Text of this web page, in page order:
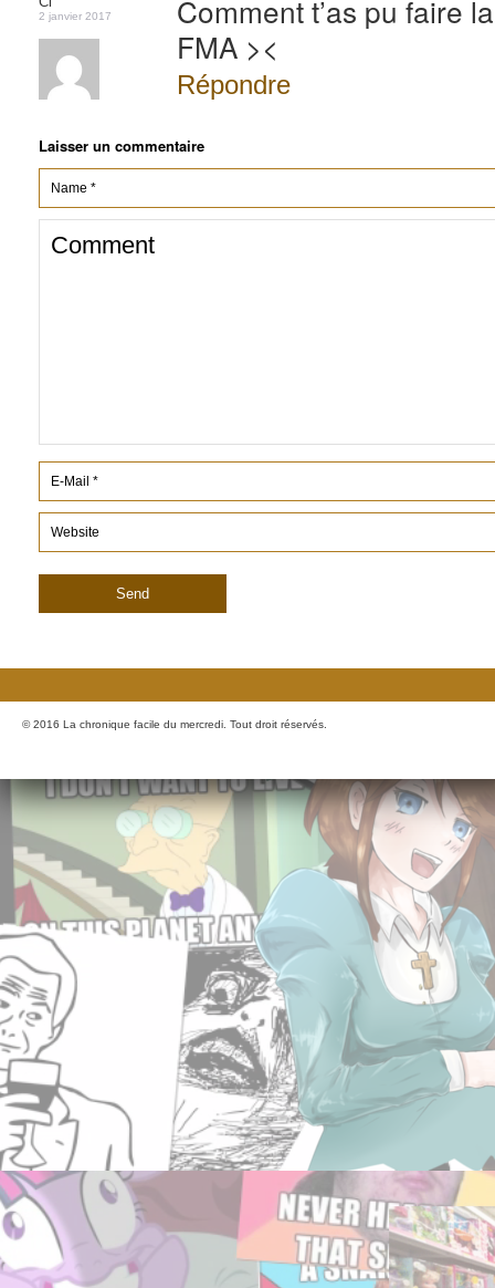
2 janvier 2017
Comment t’as pu faire
FMA ><
Répondre
Laisser un commentaire
© 2016 La chronique facile du mercredi. Tout droit réservés.